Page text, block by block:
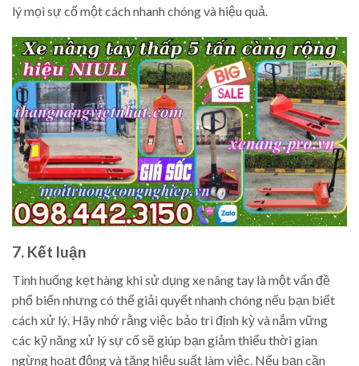
lý mọi sự cố một cách nhanh chóng và hiệu quả.
7. Kết luận
Tình huống kẹt hàng khi sử dụng xe nâng tay là một vấn đề
phổ biến nhưng có thể giải quyết nhanh chóng nếu bạn biết
cách xử lý. Hãy nhớ rằng việc bảo trì định kỳ và nắm vững
các kỹ năng xử lý sự cố sẽ giúp bạn giảm thiểu thời gian
ngừng hoạt động và tăng hiệu suất làm việc. Nếu bạn cần